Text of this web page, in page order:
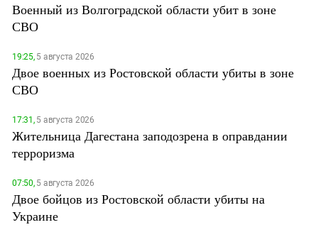
Военный из Волгоградской области убит в зоне
СВО
19:25,5 августа 2026
Двое военных из Ростовской области убиты в зоне
СВО
17:31,5 августа 2026
Жительница Дагестана заподозрена в оправдании
терроризма
07:50,5 августа 2026
Двое бойцов из Ростовской области убиты на
Украине